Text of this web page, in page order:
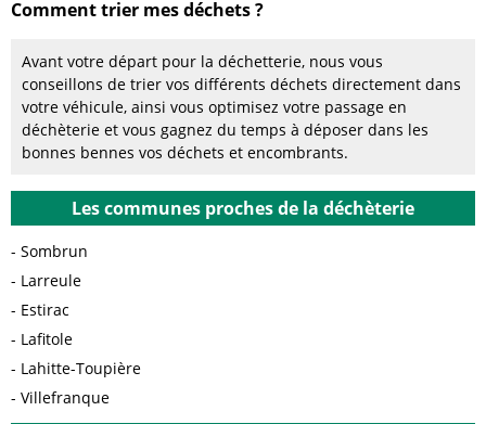
Comment trier mes déchets ?
Avant votre départ pour la déchetterie, nous vous
conseillons de trier vos différents déchets directement dans
votre véhicule, ainsi vous optimisez votre passage en
déchèterie et vous gagnez du temps à déposer dans les
bonnes bennes vos déchets et encombrants.
Les communes proches de la déchèterie
Sombrun
Larreule
Estirac
Lafitole
Lahitte-Toupière
Villefranque